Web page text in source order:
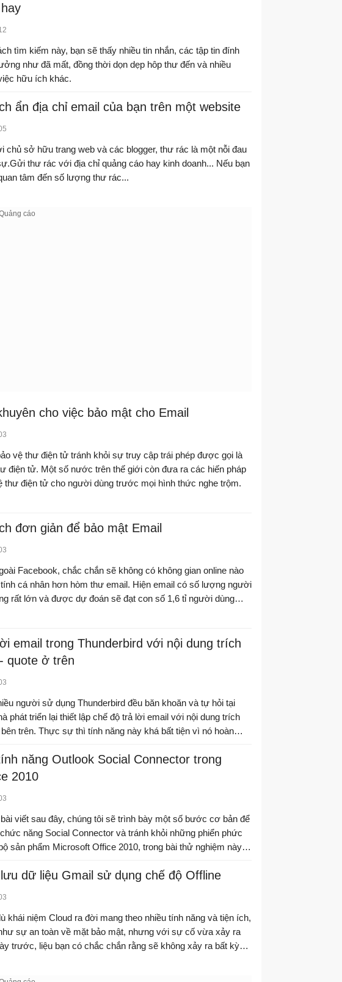
tìm kiếm này, bạn sẽ thấy nhiều tin nhắn, các tập tin đính
như đã mất, đồng thời dọn dẹp hôp thư đến và nhiều
hữu ích khác.
ẩn địa chỉ email của bạn trên một website
chủ sở hữu trang web và các blogger, thư rác là một nỗi đau
quan tâm đến số lượng thư rác...
cho việc bảo mật cho Email
vệ thư điện tử tránh khỏi sự truy cập trái phép được gọi là
điện tử. Một số nước trên thế giới còn đưa ra các hiến pháp
vệ thư điện tử cho người dùng trước mọi hình thức nghe trộm.
đơn giản để bảo mật Email
Facebook, chắc chắn sẽ không có không gian online nào
con số 1,6 tỉ người dùng
email trong Thunderbird với nội dung trích
quote ở trên
người sử dụng Thunderbird đều băn khoăn và tự hỏi tại
phát triển lại thiết lập chế độ trả lời email với nội dung trích
trên. Thực sự thì tính năng này khá bất tiện vì nó hoàn
năng Outlook Social Connector trong
2010
viết sau đây, chúng tôi sẽ trình bày một số bước cơ bản để
năng Social Connector và tránh khỏi những phiển phức
sản phẩm Microsoft Office 2010, trong bài thử nghiệm này là
dữ liệu Gmail sử dụng chế độ Offline
khái niệm Cloud ra đời mang theo nhiều tính năng và tiện ích,
sự an toàn về mặt bảo mật, nhưng với sự cố vừa xảy ra
trước, liệu bạn có chắc chắn rằng sẽ không xảy ra bất kỳ